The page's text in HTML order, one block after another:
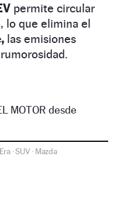
permite circular
lo que elimina el
las emisiones
MOTOR desde
·SUV · Mazda